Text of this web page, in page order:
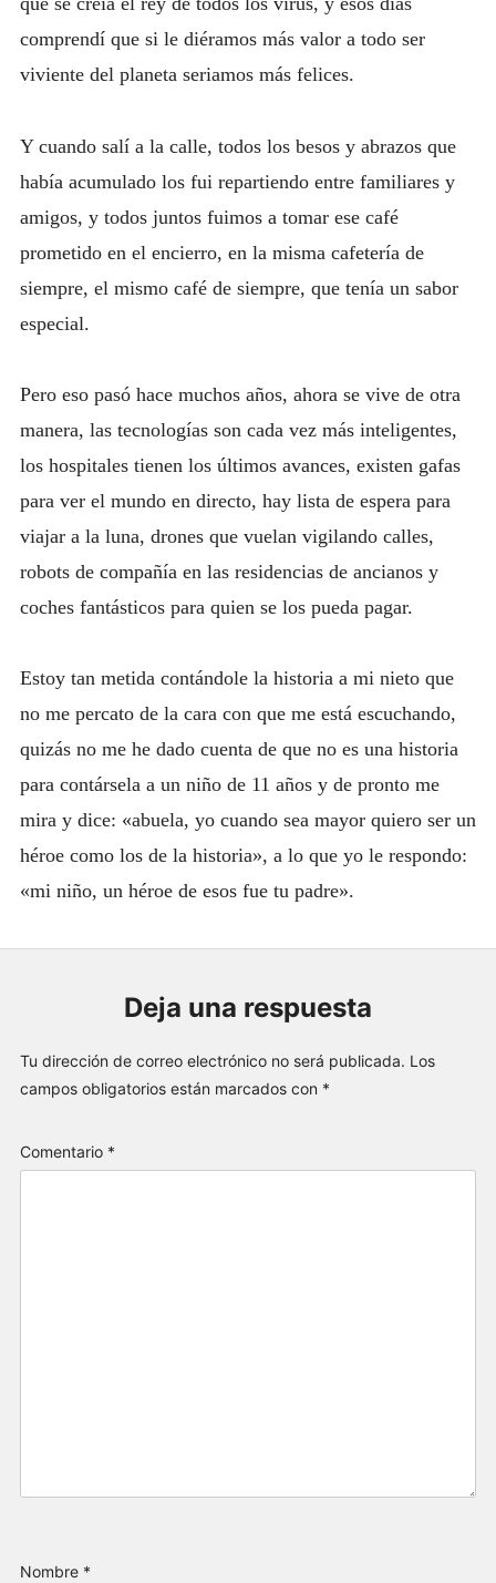
comprendí que si le diéramos más valor a todo ser
viviente del planeta seriamos más felices.
Y cuando salí a la calle, todos los besos y abrazos que
había acumulado los fui repartiendo entre familiares y
amigos, y todos juntos fuimos a tomar ese café
prometido en el encierro, en la misma cafetería de
siempre, el mismo café de siempre, que tenía un sabor
especial.
Pero eso pasó hace muchos años, ahora se vive de otra
manera, las tecnologías son cada vez más inteligentes,
los hospitales tienen los últimos avances, existen gafas
para ver el mundo en directo, hay lista de espera para
viajar a la luna, drones que vuelan vigilando calles,
robots de compañía en las residencias de ancianos y
coches fantásticos para quien se los pueda pagar.
Estoy tan metida contándole la historia a mi nieto que
no me percato de la cara con que me está escuchando,
quizás no me he dado cuenta de que no es una historia
para contársela a un niño de 11 años y de pronto me
mira y dice: «abuela, yo cuando sea mayor quiero ser un
héroe como los de la historia», a lo que yo le respondo:
«mi niño, un héroe de esos fue tu padre».
Deja una respuesta
Tu dirección de correo electrónico no será publicada. Los
campos obligatorios están marcados con *
Comentario *
Nombre *